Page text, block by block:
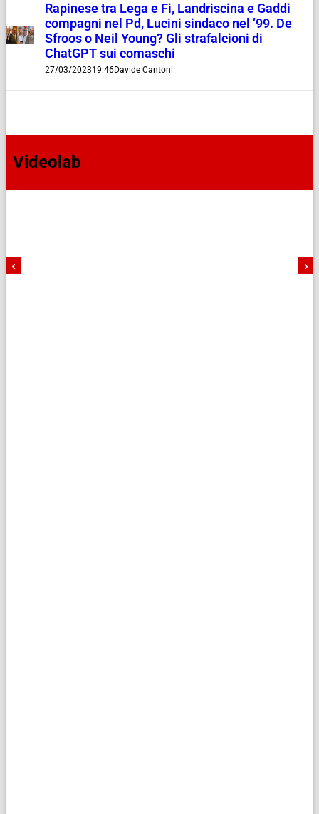
Rapinese tra Lega e Fi, Landriscina e Gaddi
compagni nel Pd, Lucini sindaco nel ’99. De
Sfroos o Neil Young? Gli strafalcioni di
ChatGPT sui comaschi
27/03/202319:46Davide Cantoni
Videolab
‹ ›